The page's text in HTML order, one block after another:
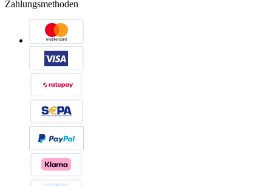
Zahlungsmethoden